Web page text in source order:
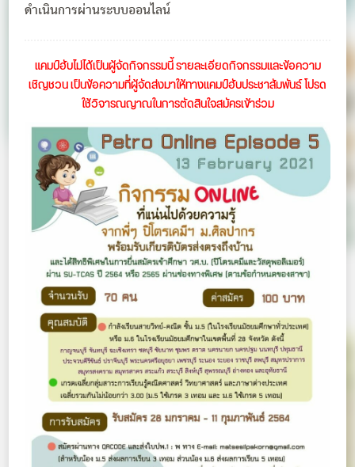
ดำเนินการผ่านระบบออนไลน์
แคมป์ฮับไม่ได้เป็นผู้จัดกิจกรรมนี้ รายละเอียดกิจกรรมและข้อความ
เชิญชวน เป็นข้อความที่ผู้จัดส่งมาให้ทางแคมป์ฮับประชาสัมพันธ์ โปรด
ใช้วิจารณญาณในการตัดสินใจสมัครเข้าร่วม